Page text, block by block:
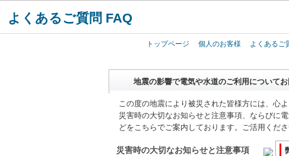
よくあるご質問 FAQ
トップページ 個人のお客様 よくあるご
地震の影響で電気や水道のご利用について
この度の地震により被災された皆様方には、心
災害時の大切なお知らせと注意事項、ならびに
どをこちらでご案内しております。ご活用くださ
災害時の大切なお知らせと注意事項